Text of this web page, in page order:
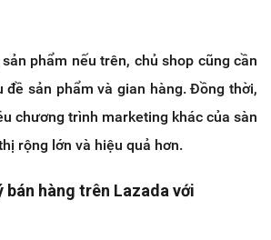
phẩm nếu trên, chủ shop cũng cần
đề sản phẩm và gian hàng. Đồng thời,
chương trình marketing khác của sàn
rộng lớn và hiệu quả hơn.
bán hàng trên Lazada với